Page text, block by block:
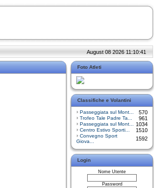
August 08 2026 11:10:41
Foto Atleti
Classifiche e Volantini
Passeggiata sul Mont... 570
Trofeo Tale Padre Ta... 961
Passeggiata sul Mont... 1034
Centro Estivo Sporti... 1510
Convegno Sport
Giova...
1592
Login
Nome Utente
Password